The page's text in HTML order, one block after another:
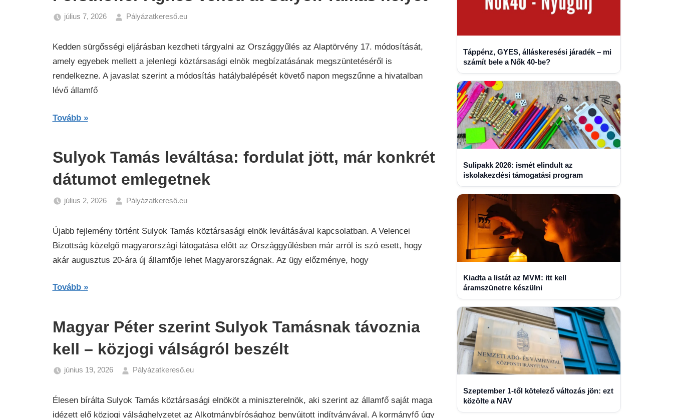
július 7, 2026
Pályázatkereső.eu
Kedden sürgősségi eljárásban kezdheti tárgyalni az Országgyűlés az Alaptörvény 17. módosítását,
amely egyebek mellett a jelenlegi köztársasági elnök megbízatásának megszüntetéséről is
rendelkezne. A javaslat szerint a módosítás hatálybalépését követő napon megszűnne a hivatalban
lévő államfő
Tovább
Sulyok Tamás leváltása: fordulat jött, már konkrét
dátumot emlegetnek
július 2, 2026
Pályázatkereső.eu
Újabb fejlemény történt Sulyok Tamás köztársasági elnök leváltásával kapcsolatban. A Velencei
Bizottság közelgő magyarországi látogatása előtt az Országgyűlésben már arról is szó esett, hogy
akár augusztus 20-ára új államfője lehet Magyarországnak. Az ügy előzménye, hogy
Tovább
Magyar Péter szerint Sulyok Tamásnak távoznia
kell – közjogi válságról beszélt
június 19, 2026
Pályázatkereső.eu
Élesen bírálta Sulyok Tamás köztársasági elnököt a miniszterelnök, aki szerint az államfő saját maga
idézett elő közjogi válsághelyzetet az Alkotmánybírósághoz benyújtott indítványával. A kormányfő úgy
Táppénz, GYES, álláskeresési járadék – mi
számít bele a Nők 40-be?
Sulipakk 2026: ismét elindult az
iskolakezdési támogatási program
Kiadta a listát az MVM: itt kell
áramszünetre készülni
Szeptember 1-től kötelező változás jön: ezt
közölte a NAV